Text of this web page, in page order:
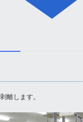
剥離します。